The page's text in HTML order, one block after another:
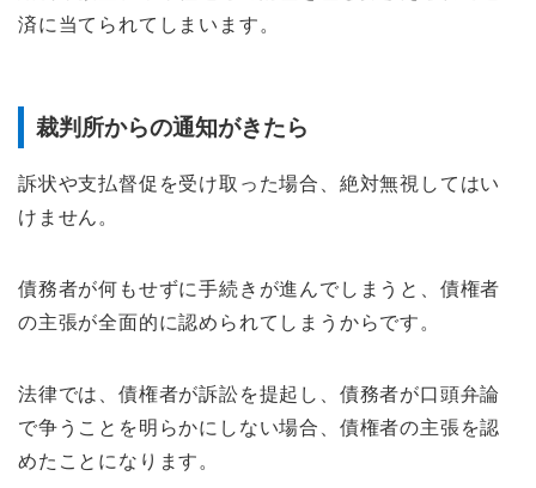
済に当てられてしまいます。
裁判所からの通知がきたら
訴状や支払督促を受け取った場合、絶対無視してはい
けません。
債務者が何もせずに手続きが進んでしまうと、債権者
の主張が全面的に認められてしまうからです。
法律では、債権者が訴訟を提起し、債務者が口頭弁論
で争うことを明らかにしない場合、債権者の主張を認
めたことになります。